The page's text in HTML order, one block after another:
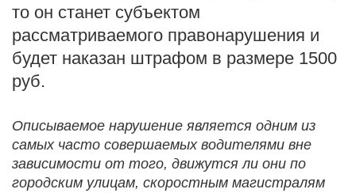
то он станет субъектом
рассматриваемого правонарушения и
будет наказан штрафом в размере 1500
руб.
Описываемое нарушение является одним из
самых часто совершаемых водителями вне
зависимости от того, движутся ли они по
городским улицам, скоростным магистралям